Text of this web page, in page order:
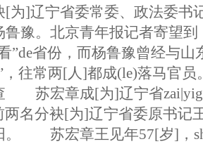
[为]辽宁省委常委、政法委书
鲁豫。北京青年报记者寄望
”de省份，而杨鲁豫曾经与
，往常两[人]都成(le)落马
苏宏章成[为]辽宁省
两名分袂[为]辽宁省委原书记
。 苏宏章王见年57[岁]，